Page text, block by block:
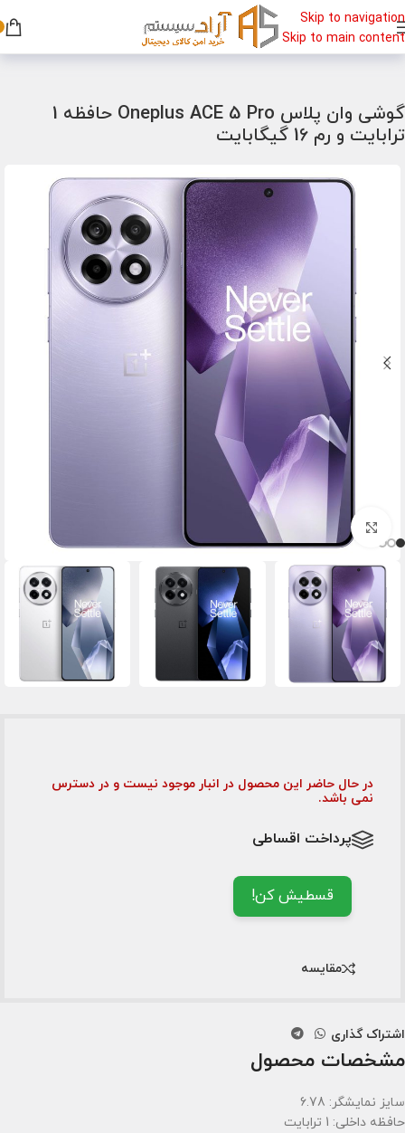
Skip to navigation
Skip to main content
خانه/گوشی/ گوشی گیمینگ
گوشی وان پلاس Oneplus ACE 5 Pro حافظه 1
ترابایت و رم 16 گیگابایت
برای بزرگنمایی کلیک کنید
در حال حاضر این محصول در انبار موجود نیست و در دسترس
نمی باشد.
پرداخت اقساطی
قسطیش کن!
مقایسه
اشتراک گذاری
مشخصات محصول
سایز نمایشگر: 6.78
حافظه داخلی: 1 ترابایت